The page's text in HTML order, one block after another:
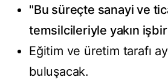
"Bu süreçte sanayi ve
temsilcileriyle yakın
Eğitim ve üretim tarafı
buluşacak.